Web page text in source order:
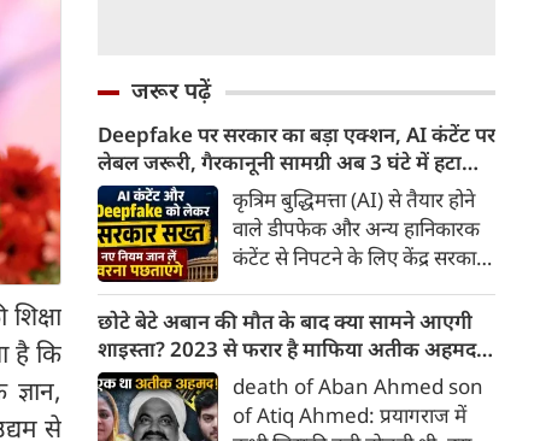
है कि
से
जरूर पढ़ें
Deepfake पर सरकार का बड़ा एक्शन, AI कंटेंट पर
लेबल जरूरी, गैरकानूनी सामग्री अब 3 घंटे में हटानी
होगी, नए नियम जान लें वरना पछताएंगे
कृत्रिम बुद्धिमत्ता (AI) से तैयार होने
वाले डीपफेक और अन्य हानिकारक
कंटेंट से निपटने के लिए केंद्र सरकार
किया है। सरकार ने AI से तैयार कंटेंट
पर स्पष्ट लेबल और पहचान योग्य
मेटाडेटा उपलब्ध कराना अनिवार्य
किया है। साथ ही, सरकारी या
न्यायालय के आदेश के आधार पर
छोटे बेटे अबान की मौत के बाद क्या सामने आएगी
शाइस्ता? 2023 से फरार है माफिया अतीक अहमद
की पत्नी
death of Aban Ahmed son
of Atiq Ahmed: प्रयागराज में